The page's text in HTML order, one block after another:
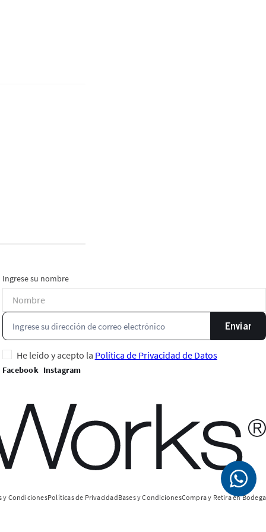
Ingrese su nombre
Enviar
He leído y acepto la Política de Privacidad de Datos
y CondicionesPolíticas de PrivacidadBases y CondicionesCompra y Retira en Bodega